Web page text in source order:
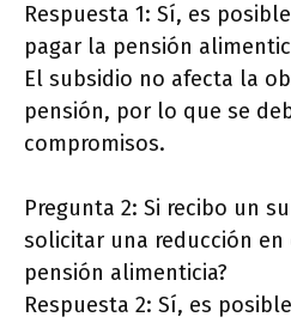
Respuesta 1: Sí, es
pagar la pensión
El subsidio no afecta la
pensión, por lo que se
compromisos.
Pregunta 2: Si recibo un
solicitar una reducción
pensión alimenticia?
Respuesta 2: Sí, es